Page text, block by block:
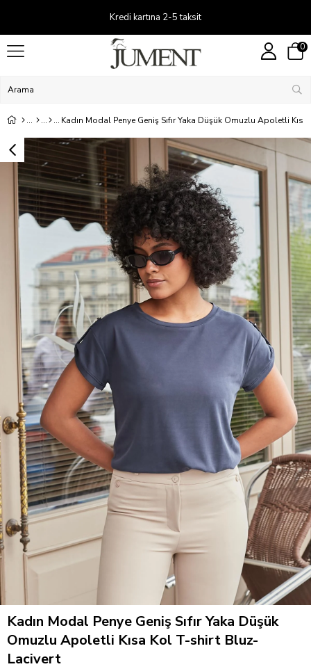
Kredi kartına 2-5 taksit
0
Kadın Modal Penye Geniş Sıfır Yaka Düşük
Omuzlu Apoletli Kısa Kol T-shirt Bluz-
Lacivert